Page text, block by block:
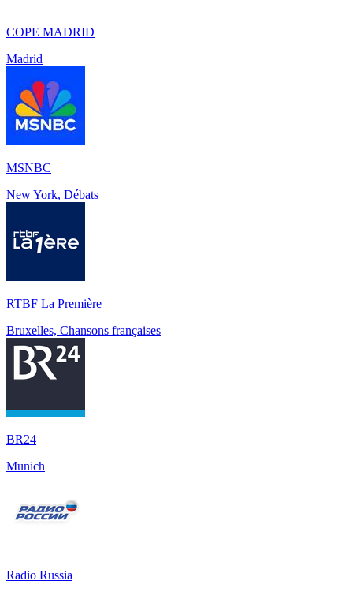
COPE MADRID
Madrid
MSNBC
New York, Débats
RTBF La Première
Bruxelles, Chansons françaises
BR24
Munich
Radio Russia